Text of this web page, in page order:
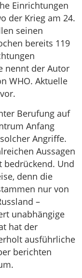
Einrichtungen
der Krieg am 24.
seinen
bereits 119
nennt der Autor
WHO. Aktuelle
Berufung auf
Anfang
Angriffe.
Aussagen
bedrückend. Und
denn die
nur von
–
unabhängige
hat der
ausführliche
berichten